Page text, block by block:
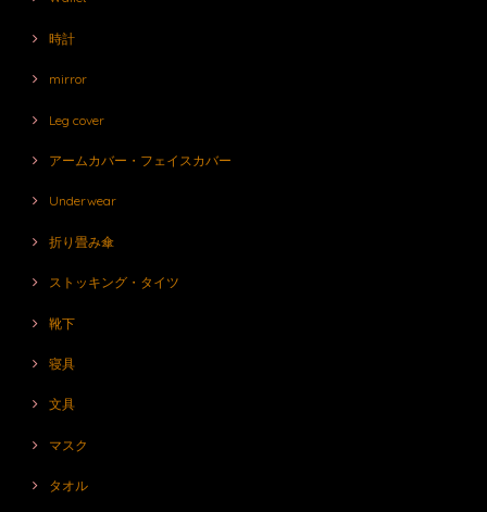
時計
mirror
Leg cover
アームカバー・フェイスカバー
Underwear
折り畳み傘
ストッキング・タイツ
靴下
寝具
文具
マスク
タオル